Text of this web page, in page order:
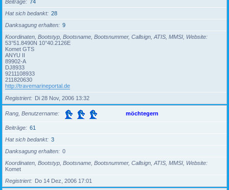
Beiträge
74
Hat sich bedankt
28
Danksagung erhalten
9
Koordinaten, Bootstyp, Bootsname, Bootsnummer, Callsign, ATIS, MMSI, Website
53°51.8490N 10°40.2126E
Komet GTS
ANYU II
89902-A
DJ8933
9211108933
211820630
http://travemarineportal.de
Registriert
Di 28 Nov, 2006 13:32
Rang, Benutzername möchtegern
Beiträge
61
Hat sich bedankt
3
Danksagung erhalten
0
Koordinaten, Bootstyp, Bootsname, Bootsnummer, Callsign, ATIS, MMSI, Website
Komet
Registriert
Do 14 Dez, 2006 17:01